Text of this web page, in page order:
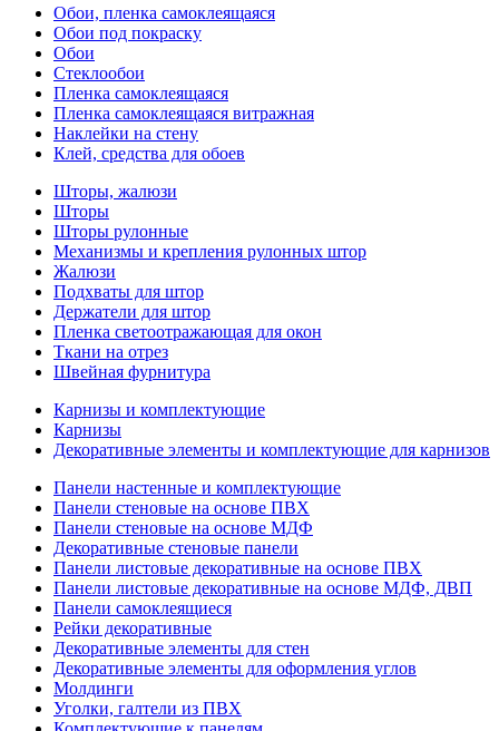
Обои, пленка самоклеящаяся
Обои под покраску
Обои
Стеклообои
Пленка самоклеящаяся
Пленка самоклеящаяся витражная
Наклейки на стену
Клей, средства для обоев
Шторы, жалюзи
Шторы
Шторы рулонные
Механизмы и крепления рулонных штор
Жалюзи
Подхваты для штор
Держатели для штор
Пленка светоотражающая для окон
Ткани на отрез
Швейная фурнитура
Карнизы и комплектующие
Карнизы
Декоративные элементы и комплектующие для карнизов
Панели настенные и комплектующие
Панели стеновые на основе ПВХ
Панели стеновые на основе МДФ
Декоративные стеновые панели
Панели листовые декоративные на основе ПВХ
Панели листовые декоративные на основе МДФ, ДВП
Панели самоклеящиеся
Рейки декоративные
Декоративные элементы для стен
Декоративные элементы для оформления углов
Молдинги
Уголки, галтели из ПВХ